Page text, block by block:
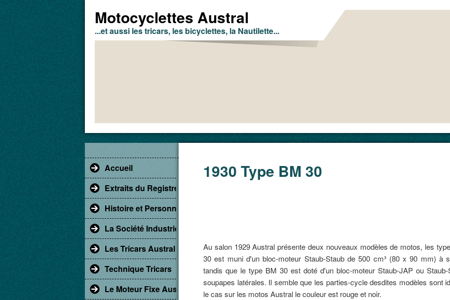
Motocyclettes Austral
...et aussi les tricars, les bicyclettes, la Nautilette...
Accueil
Extraits du Registre du Commerce
Histoire et Personnages
La Société Industrielle d'Albert
Les Tricars Austral
Technique Tricars
Le Moteur Fixe Austral
1930 Type BM 30
Au salon 1929 Austral présente deux nouveaux modèles de motos, les
30 est muni d'un bloc-moteur Staub-Staub de 500 cm³ (80 x 90 mm) à
tandis que le type BM 30 est doté d'un bloc-moteur Staub-JAP ou
soupapes latérales. Il semble que les parties-cycle desdites modèles sont
le cas sur les motos Austral le couleur est rouge et noir.